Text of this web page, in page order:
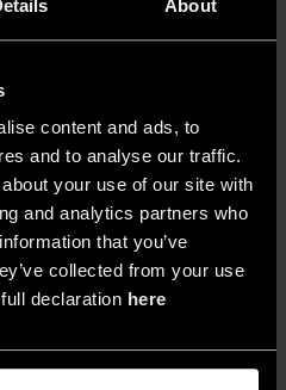
About
content and ads, to
and to analyse our traffic.
your use of our site with
and analytics partners who
that you’ve
collected from your use
declaration here
in un’intervista ad
dimostrato
uncontesto di
parossismi estetici
dell’americana media,
attratta da